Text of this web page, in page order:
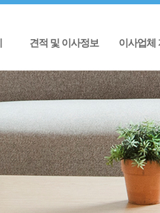
견적 및 이사정보 이사업체